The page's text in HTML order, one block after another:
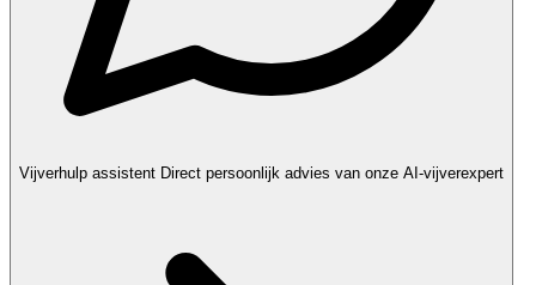
Vijverhulp assistent Direct persoonlijk advies van onze AI-vijverexpert